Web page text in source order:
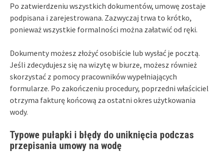
Po zatwierdzeniu wszystkich dokumentów, umowę zostaje
podpisana i zarejestrowana. Zazwyczaj trwa to krótko,
ponieważ wszystkie formalności można załatwić od ręki.
Dokumenty możesz złożyć osobiście lub wysłać je pocztą.
Jeśli zdecydujesz się na wizytę w biurze, możesz również
skorzystać z pomocy pracowników wypełniających
formularze. Po zakończeniu procedury, poprzedni właściciel
otrzyma fakturę końcową za ostatni okres użytkowania
wody.
Typowe pułapki i błędy do uniknięcia podczas
przepisania umowy na wodę